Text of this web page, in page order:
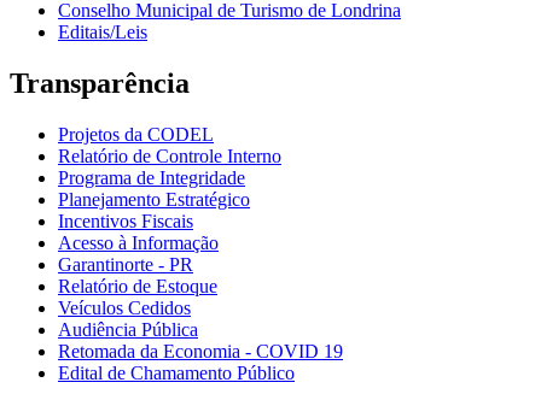
Conselho Municipal de Turismo de Londrina
Editais/Leis
Transparência
Projetos da CODEL
Relatório de Controle Interno
Programa de Integridade
Planejamento Estratégico
Incentivos Fiscais
Acesso à Informação
Garantinorte - PR
Relatório de Estoque
Veículos Cedidos
Audiência Pública
Retomada da Economia - COVID 19
Edital de Chamamento Público